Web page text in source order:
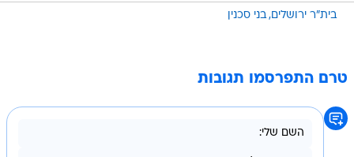
בית"ר ירושלים בני סכנין
טרם התפרסמו תגובות